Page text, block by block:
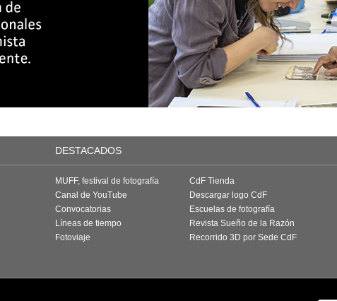
DESTACADOS
MUFF, festival de fotografía
Canal de YouTube
Convocatorias
Líneas de tiempo
Fotoviaje
CdF Tienda
Descargar logo CdF
Escuelas de fotografía
Revista Sueño de la Razón
Recorrido 3D por Sede CdF